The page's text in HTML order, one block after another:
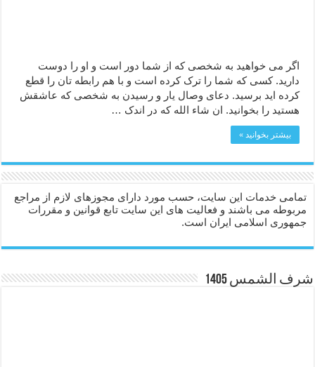
اگر می خواهید به شخصی که از شما دور است و او را دوست
دارید. کسی که شما را ترک کرده است و با هم رابطه تان را قطع
کرده اید برسید. دعای وصال یار و رسیدن به شخصی که عاشقش
هستید را بخوانید. ان شاء الله که در اندک …
بیشتر بخوانید »
تمامی خدمات این سایت، حسب مورد دارای مجوزهای لازم از مراجع
مربوطه می باشند و فعالیت های این سایت تابع قوانین و مقررات
جمهوری اسلامی ایران است.
شرف الشمس 1405